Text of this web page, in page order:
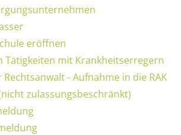
eröffnen
Tätigkeiten mit Krankheitserregern
- Aufnahme in die RAK
zulassungsbeschränkt)